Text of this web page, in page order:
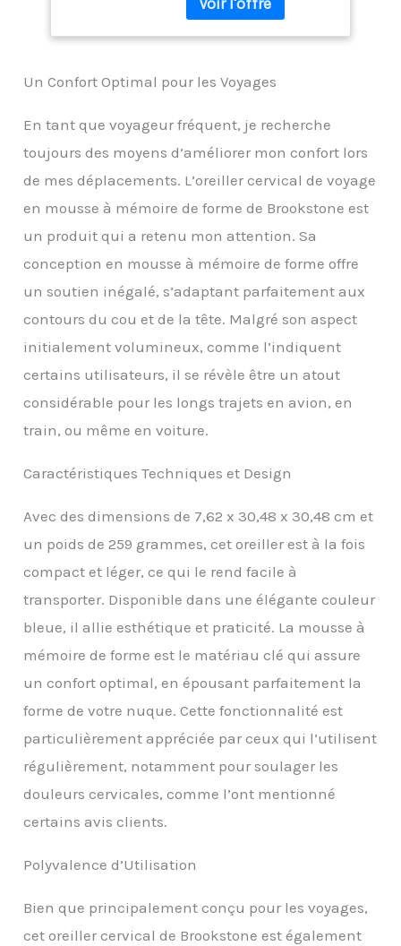
pour les femmes, les
voyage Brookstone est
confort, une
rangement élevés aux
voyageurs à des prix
boutique pour trouver
des cadeaux que tout
voyageur adorera et
adorera Oreiller de
voyage en mousse à
mémoire de forme :
l'oreiller de voyage en
mousse à mémoire de
forme Brookstone est
mémoire de forme en
L'oreiller est rempli de
forme réactive haute
densité et recouvert de
polaire luxueuse de
haute qualité qui offre un
soutien exceptionnel à
votre tête et votre cou.
Que ce soit en avion, en
train, en voiture ou en
ergonomique en U est
parfait pour soutenir le
de la tête et du cou : ce
coussin de soutien du
le voyage plus
et vous permettant de
debout. En outre, placer
l'oreiller de voyage en
Un Confort Optimal pour les Voyages
En tant que voyageur fréquent, je recherche
toujours des moyens d’améliorer mon confort lors
de mes déplacements. L’oreiller cervical de voyage
en mousse à mémoire de forme de Brookstone est
un produit qui a retenu mon attention. Sa
conception en mousse à mémoire de forme offre
un soutien inégalé, s’adaptant parfaitement aux
contours du cou et de la tête. Malgré son aspect
initialement volumineux, comme l’indiquent
certains utilisateurs, il se révèle être un atout
considérable pour les longs trajets en avion, en
train, ou même en voiture.
Caractéristiques Techniques et Design
Avec des dimensions de 7,62 x 30,48 x 30,48 cm et
un poids de 259 grammes, cet oreiller est à la fois
compact et léger, ce qui le rend facile à
transporter. Disponible dans une élégante couleur
bleue, il allie esthétique et praticité. La mousse à
mémoire de forme est le matériau clé qui assure
un confort optimal, en épousant parfaitement la
forme de votre nuque. Cette fonctionnalité est
particulièrement appréciée par ceux qui l’utilisent
régulièrement, notamment pour soulager les
douleurs cervicales, comme l’ont mentionné
certains avis clients.
Polyvalence d’Utilisation
Bien que principalement conçu pour les voyages,
cet oreiller cervical de Brookstone est également